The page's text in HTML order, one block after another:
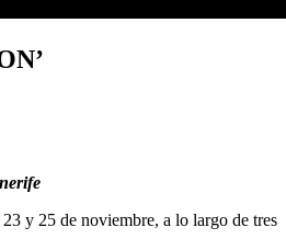
y 25 de noviembre, a lo largo de tres